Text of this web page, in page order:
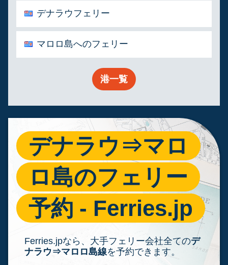
デナラウフェリー
マロロ島へのフェリー
港一覧
デナラウ⇒マロ
ロ島のフェリー
予約 - Ferries.jp
Ferries.jpなら、大手フェリー会社全てのデ
ナラウ⇒マロロ島線を予約できます。